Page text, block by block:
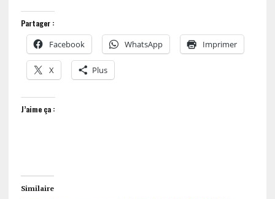
Partager :
Facebook WhatsApp Imprimer
X Plus
J’aime ça :
Similaire